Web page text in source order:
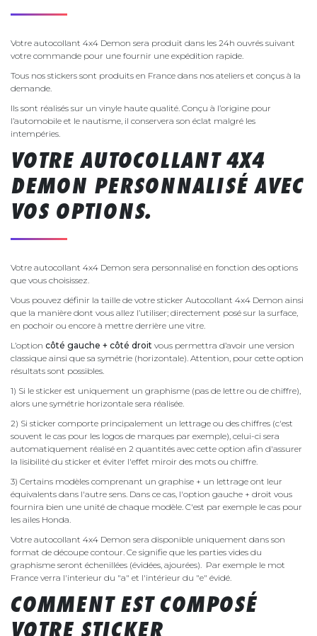
Votre autocollant 4x4 Demon sera produit dans les 24h ouvrés suivant
votre commande pour une fournir une expédition rapide.
Tous nos stickers sont produits en France dans nos ateliers et conçus à la
demande.
Ils sont réalisés sur un vinyle haute qualité. Conçu à l’origine pour
l’automobile et le nautisme, il conservera son éclat malgré les
intempéries.
VOTRE AUTOCOLLANT 4X4
DEMON PERSONNALISÉ AVEC
VOS OPTIONS.
Votre autocollant 4x4 Demon sera personnalisé en fonction des options
que vous choisissez.
Vous pouvez définir la taille de votre sticker Autocollant 4x4 Demon ainsi
que la manière dont vous allez l’utiliser; directement posé sur la surface,
en pochoir ou encore à mettre derrière une vitre.
L’option côté gauche + côté droit vous permettra d’avoir une version
classique ainsi que sa symétrie (horizontale). Attention, pour cette option
résultats sont possibles.
1) Si le sticker est uniquement un graphisme (pas de lettre ou de chiffre),
alors une symétrie horizontale sera réalisée.
2) Si sticker comporte principalement un lettrage ou des chiffres (c'est
souvent le cas pour les logos de marques par exemple), celui-ci sera
automatiquement réalisé en 2 quantités avec cette option afin d'assurer
la lisibilité du sticker et éviter l'effet miroir des mots ou chiffre.
3) Certains modèles comprenant un graphise + un lettrage ont leur
équivalents dans l'autre sens. Dans ce cas, l'option gauche + droit vous
fournira bien une unité de chaque modèle. C'est par exemple le cas pour
les ailes Honda.
Votre autocollant 4x4 Demon sera disponible uniquement dans son
format de découpe contour. Ce signifie que les parties vides du
graphisme seront échenillées (évidées, ajourées). Par exemple le mot
France verra l'interieur du "a" et l'intérieur du "e" évidé.
COMMENT EST COMPOSÉ
VOTRE STICKER